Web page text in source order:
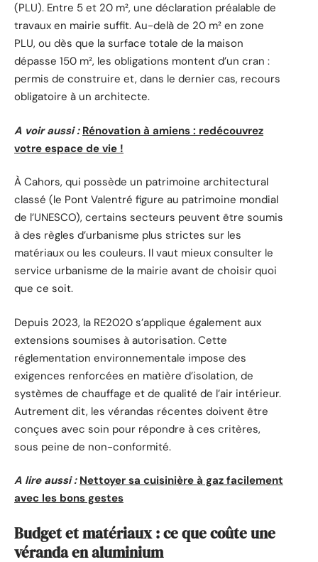
(PLU). Entre 5 et 20 m², une déclaration préalable de
travaux en mairie suffit. Au-delà de 20 m² en zone
PLU, ou dès que la surface totale de la maison
dépasse 150 m², les obligations montent d’un cran :
permis de construire et, dans le dernier cas, recours
obligatoire à un architecte.
A voir aussi : Rénovation à amiens : redécouvrez
votre espace de vie !
À Cahors, qui possède un patrimoine architectural
classé (le Pont Valentré figure au patrimoine mondial
de l’UNESCO), certains secteurs peuvent être soumis
à des règles d’urbanisme plus strictes sur les
matériaux ou les couleurs. Il vaut mieux consulter le
service urbanisme de la mairie avant de choisir quoi
que ce soit.
Depuis 2023, la RE2020 s’applique également aux
extensions soumises à autorisation. Cette
réglementation environnementale impose des
exigences renforcées en matière d’isolation, de
systèmes de chauffage et de qualité de l’air intérieur.
Autrement dit, les vérandas récentes doivent être
conçues avec soin pour répondre à ces critères,
sous peine de non-conformité.
A lire aussi : Nettoyer sa cuisinière à gaz facilement
avec les bons gestes
Budget et matériaux : ce que coûte une
véranda en aluminium